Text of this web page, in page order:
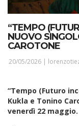
“TEMPO
NUOVO
CAROTONE
20/05/2026 |
“Tempo (Futuro
Kukla e Tonino
venerdì 22 maggio.